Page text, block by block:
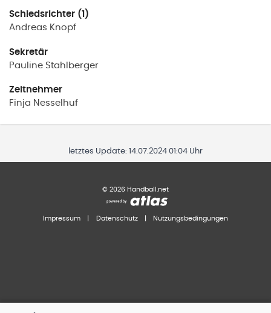
Schiedsrichter (1)
Andreas Knopf
Sekretär
Pauline Stahlberger
Zeitnehmer
Finja Nesselhuf
letztes Update: 14.07.2024 01:04 Uhr
© 2026 Handball.net
Impressum Datenschutz Nutzungsbedingungen